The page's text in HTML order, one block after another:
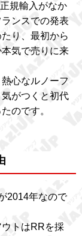
規輸入がなか
ンスでの発表
り、最初から
気で売りに来
心なルノーフ
がつくと初代
のです。
2014年なので
トはRRを採